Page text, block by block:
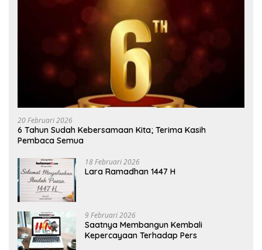
20 Februari 2026
6 Tahun Sudah Kebersamaan Kita; Terima Kasih
Pembaca Semua
18 Februari 2026
Lara Ramadhan 1447 H
9 Februari 2026
Saatnya Membangun Kembali
Kepercayaan Terhadap Pers